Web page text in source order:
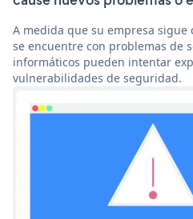
A medida que su empresa
se encuentre con problemas de
informáticos pueden intentar
vulnerabilidades de seguridad.